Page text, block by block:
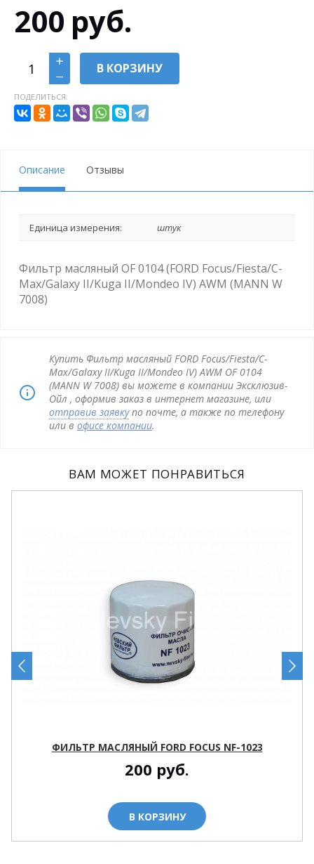
200 руб.
В КОРЗИНУ
ПОДЕЛИТЬСЯ:
Описание Отзывы
Единица измерения: штук
Фильтр масляный OF 0104 (FORD Focus/Fiesta/C-
Max/Galaxy II/Kuga II/Mondeo IV) AWM (MANN W
7008)
Купить Фильтр масляный FORD Focus/Fiesta/C-
Max/Galaxy II/Kuga II/Mondeo IV) AWM OF 0104
(MANN W 7008) вы можете в компании Эксклюзив-
Ойл , оформив заказ в интернет магазине, или
отправив заявкупо почте, а также по телефону
или в офисе компании.
ВАМ МОЖЕТ ПОНРАВИТЬСЯ
ФИЛЬТР МАСЛЯНЫЙ FORD FOCUS NF-1023
200 руб.
В КОРЗИНУ